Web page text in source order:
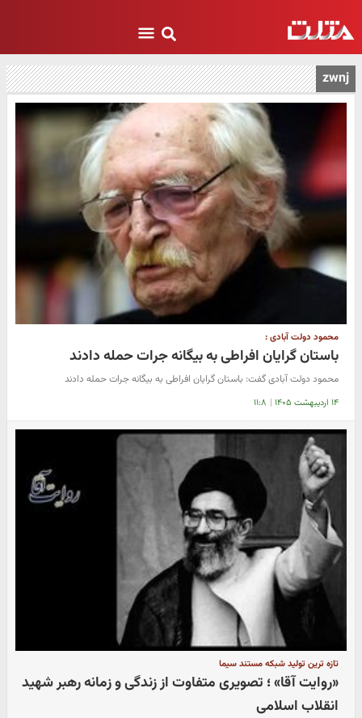
zwnj
محمود دولت‌ آبادی :
باستان‌ گرایان افراطی به بیگانه جرات حمله دادند
محمود دولت‌ آبادی گفت: باستان‌ گرایان افراطی به بیگانه جرات حمله دادند
۱۴ اردیبهشت ۱۴۰۵ | ۱۱:۸
تازه ترین تولید شبکه مستند سیما
«روایت آقا» ؛ تصویری متفاوت از زندگی و زمانه رهبر شهید
انقلاب اسلامی